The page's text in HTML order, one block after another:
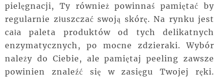
pielęgnacji, Ty również powinnaś pamiętać by
regularnie złuszczać swoją skórę. Na rynku jest
cała paleta produktów od tych delikatnych
enzymatycznych, po mocne zdzieraki. Wybór
należy do Ciebie, ale pamiętaj peeling zawsze
powinien znaleźć się w zasięgu Twojej ręki.